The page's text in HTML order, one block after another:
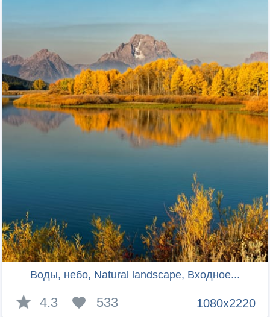
Воды, небо, Natural landscape, Входное...
1080x2220
4.3 533